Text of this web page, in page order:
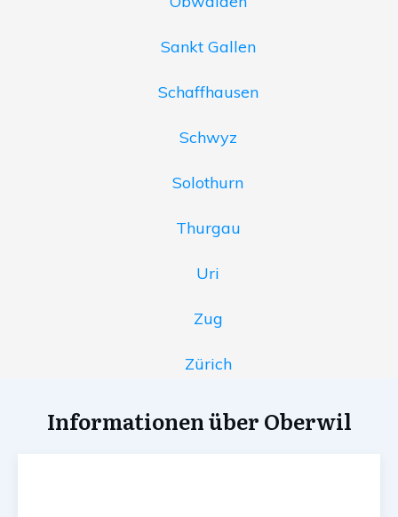
Sankt Gallen
Schaffhausen
Schwyz
Solothurn
Thurgau
Uri
Zug
Zürich
Informationen über Oberwil